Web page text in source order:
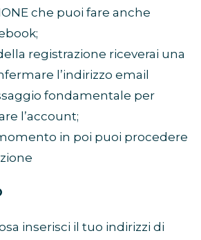
che puoi fare anche
registrazione riceverai una
l’indirizzo email
fondamentale per
l’account;
in poi puoi procedere
inserisci il tuo indirizzi di